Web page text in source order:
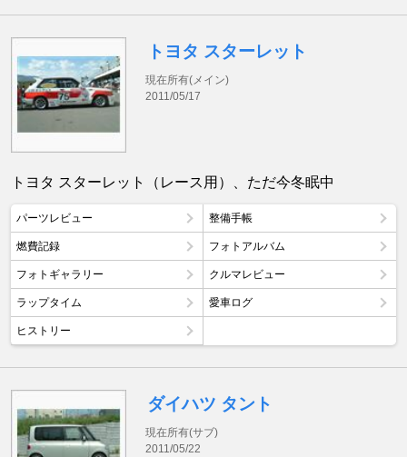
トヨタ スターレット
現在所有(メイン)
2011/05/17
トヨタ スターレット（レース用）、ただ今冬眠中
パーツレビュー 整備手帳
燃費記録 フォトアルバム
フォトギャラリー クルマレビュー
ラップタイム 愛車ログ
ヒストリー
ダイハツ タント
現在所有(サブ)
2011/05/22